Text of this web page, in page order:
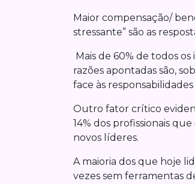
Maior compensação/
stressante” são as
Mais de 60% de todos
razões apontadas são,
face às
Outro fator crítico
14% dos profissionais
novos líderes.
A maioria dos que hoje
vezes sem ferramentas